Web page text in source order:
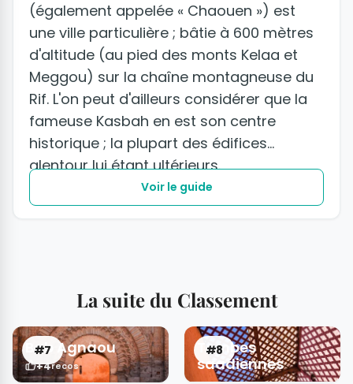
(également appelée « Chaouen ») est
une ville particulière ; bâtie à 600 mètres
d'altitude (au pied des monts Kelaa et
Meggou) sur la chaîne montagneuse du
Rif. L'on peut d'ailleurs considérer que la
fameuse Kasbah en est son centre
historique ; la plupart des édifices
alentour lui étant ultérieurs.
Voir le guide
La suite du Classement
#7
Bab Agnaou
+4recos
#8
Tombes
saadiennes